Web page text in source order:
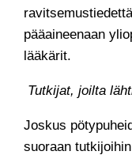
pääaineenaan
lääkärit.
Tutkijat, joilta
Joskus
suoraan